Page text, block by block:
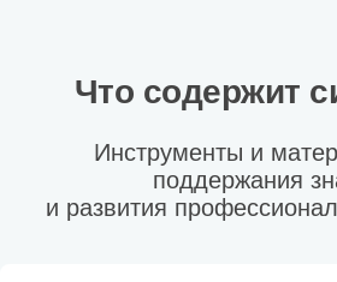
Что содержит
Инструменты и
поддержания
и развития